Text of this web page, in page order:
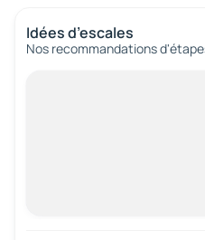
Idées d’escales
Nos recommandations